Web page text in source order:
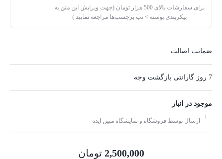
برای سفارشات بالای 500 هزار تومان (جهت ویرایش این متن به
پیکربندی پوسته > تب برچسب‌ها مراجعه نمایید.)
ضمانت اصالت
7 روز گارانتی بازگشت وجه
موجود در انبار
ارسال توسط فروشگاه و نمایشگاه مبین ایده
2,500,000 تومان